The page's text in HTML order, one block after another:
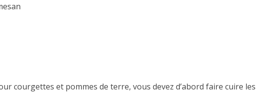
courgettes et pommes de terre, vous devez d’abord faire cuire les